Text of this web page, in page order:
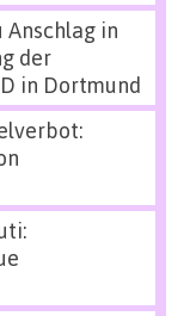
Anschlag in
der
in Dortmund